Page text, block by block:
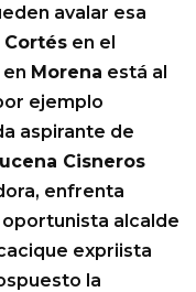
avalar esa
Cortés en el
Morena está al
ejemplo
aspirante de
Cisneros
enfrenta
alcalde
expriista
la